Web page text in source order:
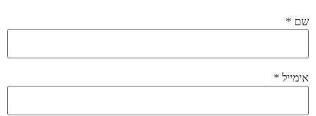
שם*
אימייל*